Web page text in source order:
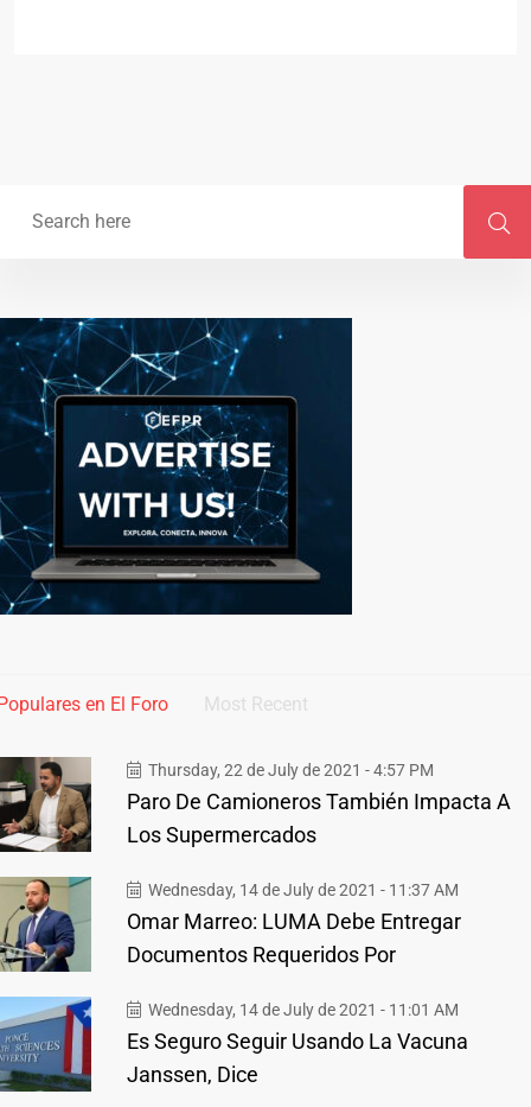
en El Foro Most Recent
Thursday, 22 de July de 2021 - 4:57 PM
Paro De Camioneros También Impacta A
Los Supermercados
Wednesday, 14 de July de 2021 - 11:37 AM
Omar Marreo: LUMA Debe Entregar
Documentos Requeridos Por
Wednesday, 14 de July de 2021 - 11:01 AM
Es Seguro Seguir Usando La Vacuna
Janssen, Dice